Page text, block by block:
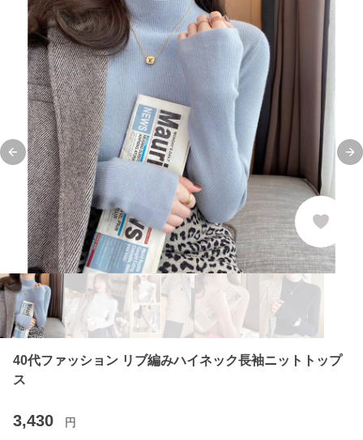
Previous slide
40代ファッション リブ編みハイネック長袖ニットトップ
ス
3,430 円